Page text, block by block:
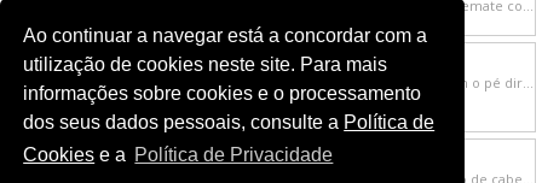
Ao continuar a navegar está a concordar com a
utilização de cookies neste site. Para mais
informações sobre cookies e o processamento
dos seus dados pessoais, consulte a Política de
Cookies e a Política de Privacidade
SPORTING, JOGADA, PEDRO GONÇALVES AOS 6'
RIO AVE, JOGADA, TAMBLE MONTEIRO AOS 5'